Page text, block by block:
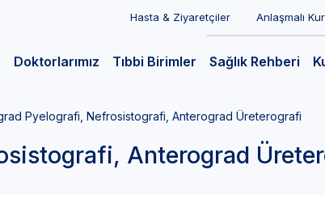
Hasta & Ziyaretçiler Anlaşmalı
Doktorlarımız Tıbbi Birimler Sağlık Rehberi
Pyelografi, Nefrosistografi, Anterograd Üreterografi
Anterograd